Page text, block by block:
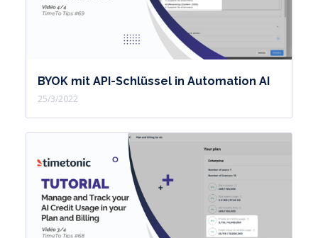
BYOK mit API-Schlüssel in Automation AI
25/3/2022